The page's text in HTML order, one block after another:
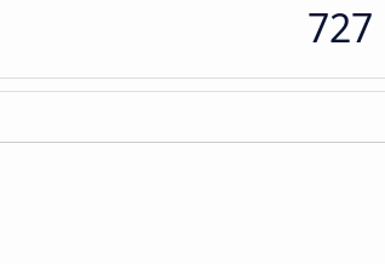
727